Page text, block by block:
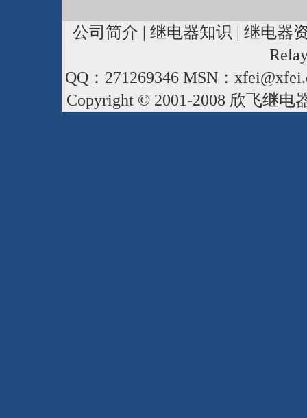
公司简介 | 继电器知识 | 继电器
QQ：271269346 MSN：
Copyright © 2001-2008 欣飞继电